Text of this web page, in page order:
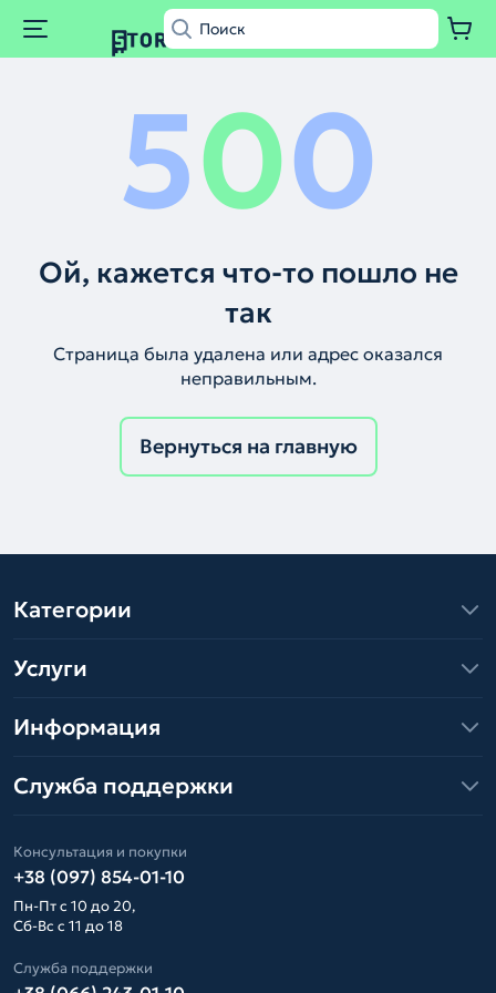
500
Ой, кажется что-то пошло не
так
Страница была удалена или адрес оказался
неправильным.
Вернуться на главную
Категории
Услуги
Информация
Служба поддержки
Консультация и покупки
+38 (097) 854-01-10
Пн-Пт с 10 до 20,
Сб-Вс с 11 до 18
Служба поддержки